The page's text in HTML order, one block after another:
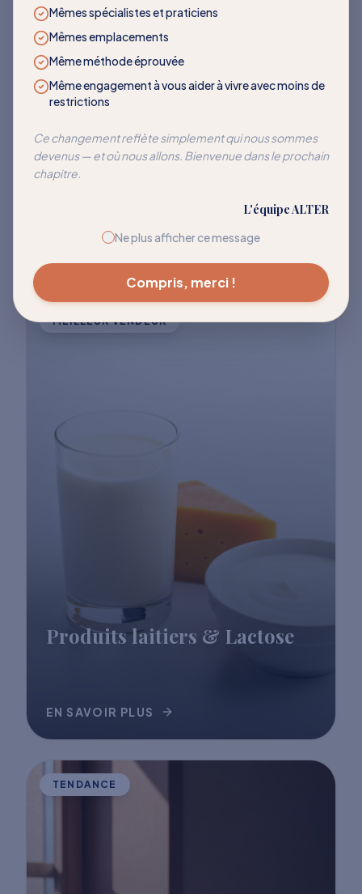
Mêmes spécialistes et praticiens
Mêmes emplacements
Même méthode éprouvée
Même engagement à vous aider à vivre avec moins de
restrictions
Ce changement reflète simplement qui nous sommes
devenus — et où nous allons. Bienvenue dans le prochain
chapitre.
L'équipe ALTER
Ne plus afficher ce message
Compris, merci !
LES PLUS DEMANDÉS
Des programmes qui
transforment
Rejoignez des milliers de clients qui ont
réussi à réentraîner leur corps pour cesser
de réagir à ces déclencheurs courants.
Explorer tous les programmes
MEILLEUR VENDEUR
Produits laitiers & Lactose
EN SAVOIR PLUS
TENDANCE